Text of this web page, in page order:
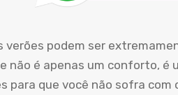
verões podem ser
é apenas um conforto, é
para que você não sofra